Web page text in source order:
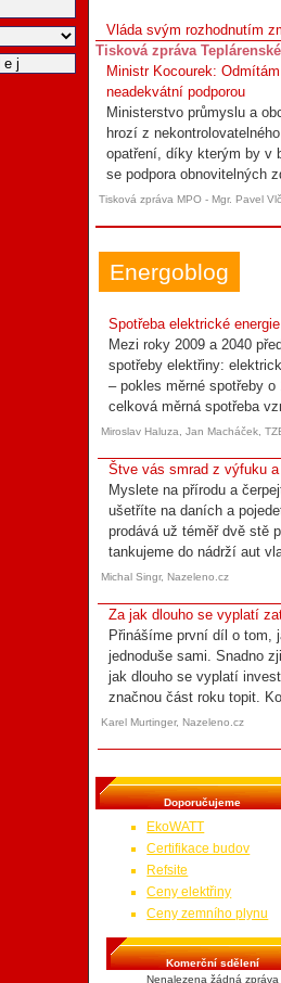
Vláda svým rozhodnutím
Tisková zpráva
Ministr Kocourek:
neadekvátní podporou
Ministerstvo průmyslu a
hrozí z
opatření, díky kterým by v
se podpora obnovitelných
Tisková zpráva MPO - Mgr. Pavel
Energoblog
Spotřeba elektrické
Mezi roky 2009 a 2040
spotřeby elektřiny:
– pokles měrné spotřeby
celková měrná spotřeba
Miroslav Haluza, Jan Macháček,
Štve vás smrad z výfuku
Myslete na přírodu a
ušetříte na daních a
prodává už téměř dvě stě
tankujeme do nádrží aut
Michal Singr, Nazeleno.cz
Za jak dlouho se vyplatí
Přinášíme první díl o tom,
jednoduše sami. Snadno
jak dlouho se vyplatí
značnou část roku topit.
Karel Murtinger, Nazeleno.cz
Doporučujeme
EkoWATT
Certifikace budov
Refsite
Ceny elektřiny
Ceny zemního plynu
Komerční sdělení
Nenalezena žádná zpráva